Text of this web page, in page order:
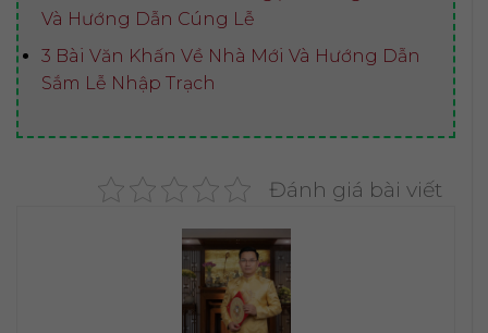
Và Hướng Dẫn Cúng Lễ
3 Bài Văn Khấn Về Nhà Mới Và Hướng Dẫn
Sắm Lễ Nhập Trạch
Đánh giá bài viết